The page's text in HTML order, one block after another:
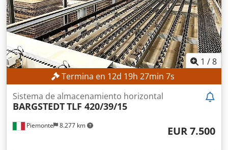
1 /8
Termina en 12d 19h 27min 5s
Piemonte 8.277 km
Sistema de almacenamiento horizontal
BARGSTEDTTLF 420/39/15
EUR 7.500